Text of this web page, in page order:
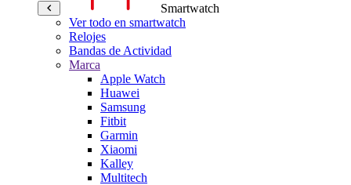
Smartwatch
Ver todo en smartwatch
Relojes
Bandas de Actividad
Marca
Apple Watch
Huawei
Samsung
Fitbit
Garmin
Xiaomi
Kalley
Multitech